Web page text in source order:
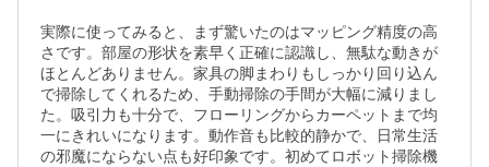
実際に使ってみると、まず驚いたのはマッピング精度の高
さです。部屋の形状を素早く正確に認識し、無駄な動きが
ほとんどありません。家具の脚まわりもしっかり回り込ん
で掃除してくれるため、手動掃除の手間が大幅に減りまし
た。吸引力も十分で、フローリングからカーペットまで均
一にきれいになります。動作音も比較的静かで、日常生活
の邪魔にならない点も好印象です。初めてロボット掃除機